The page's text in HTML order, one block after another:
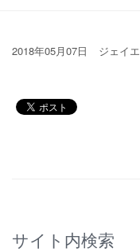
2018年05月07日 ジェイ
サイト内検索